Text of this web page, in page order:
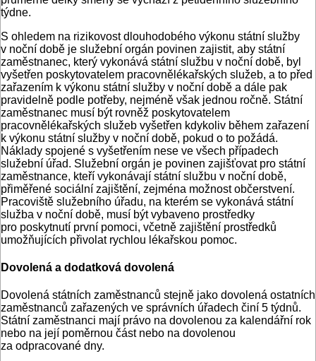
týdne.
S ohledem na rizikovost dlouhodobého výkonu státní služby
v noční době je služební orgán povinen zajistit, aby státní
zaměstnanec, který vykonává státní službu v noční době, byl
vyšetřen poskytovatelem pracovnělékařských služeb, a to před
zařazením k výkonu státní služby v noční době a dále pak
pravidelně podle potřeby, nejméně však jednou ročně. Státní
zaměstnanec musí být rovněž poskytovatelem
pracovnělékařských služeb vyšetřen kdykoliv během zařazení
k výkonu státní služby v noční době, pokud o to požádá.
Náklady spojené s vyšetřením nese ve všech případech
služební úřad. Služební orgán je povinen zajišťovat pro státní
zaměstnance, kteří vykonávají státní službu v noční době,
přiměřené sociální zajištění, zejména možnost občerstvení.
Pracoviště služebního úřadu, na kterém se vykonává státní
služba v noční době, musí být vybaveno prostředky
pro poskytnutí první pomoci, včetně zajištění prostředků
umožňujících přivolat rychlou lékařskou pomoc.
Dovolená a dodatková dovolená
Dovolená státních zaměstnanců stejně jako dovolená ostatních
zaměstnanců zařazených ve správních úřadech činí 5 týdnů.
Státní zaměstnanci mají právo na dovolenou za kalendářní rok
nebo na její poměrnou část nebo na dovolenou
za odpracované dny.